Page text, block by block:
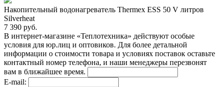
Накопительный водонагреватель Thermex ESS 50 V литров
Silverheat
7 390 руб.
В интернет-магазине «Теплотехника» действуют особые
условия для юр.лиц и оптовиков. Для более детальной
информации о стоимости товара и условиях поставок оставьте
контактный номер телефона, и наши менеджеры перезвонят
вам в ближайшее время.
E-mail: